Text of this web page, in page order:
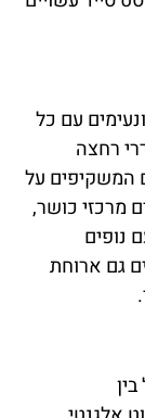
ונעימים עם כל
רחצה
המשקיפים על
מרכזי כושר,
נופים
גם ארוחת
בין